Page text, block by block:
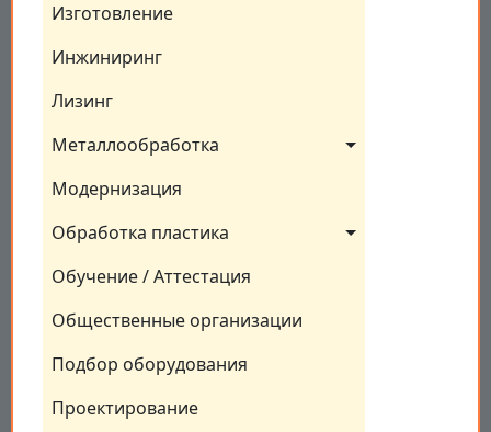
Изготовление
Инжиниринг
Лизинг
Металлообработка
Модернизация
Обработка пластика
Обучение / Аттестация
Общественные организации
Подбор оборудования
Проектирование